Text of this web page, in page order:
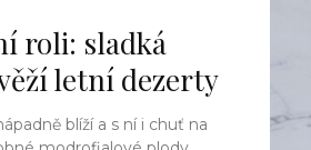
roli: sladká
letní dezerty
blíží a s ní i chuť na